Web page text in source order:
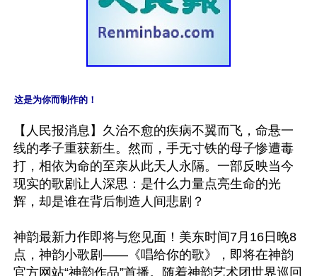
这是为你而制作的！
【人民报消息】久治不愈的疾病不翼而飞，命悬一
线的孝子重获新生。然而，手无寸铁的母子惨遭毒
打，相依为命的至亲从此天人永隔。一部反映当今
现实的歌剧让人深思：是什么力量点亮生命的光
辉，却是谁在背后制造人间悲剧？
神韵最新力作即将与您见面！美东时间7月16日晚8
点，神韵小歌剧——《唱给你的歌》，即将在神韵
官方网站“神韵作品”首播。随着神韵艺术团世界巡回